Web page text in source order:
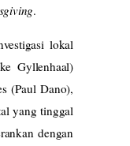
.
lokal
Gyllenhaal)
(Paul Dano),
yang tinggal
dengan